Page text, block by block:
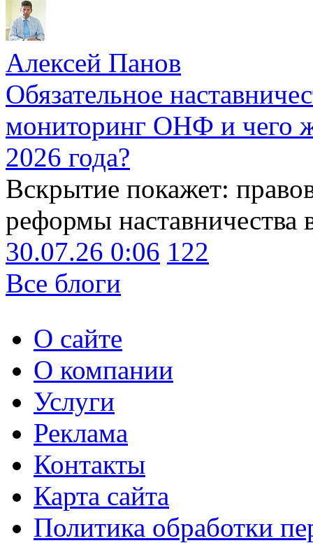
Алексей Панов
Обязательное
мониторинг ОНФ и чего
2026 года?
Вскрытие покажет:
реформы наставничества
30.07.26 0:06 122
Все блоги
О сайте
О компании
Услуги
Реклама
Контакты
Карта сайта
Политика обработки